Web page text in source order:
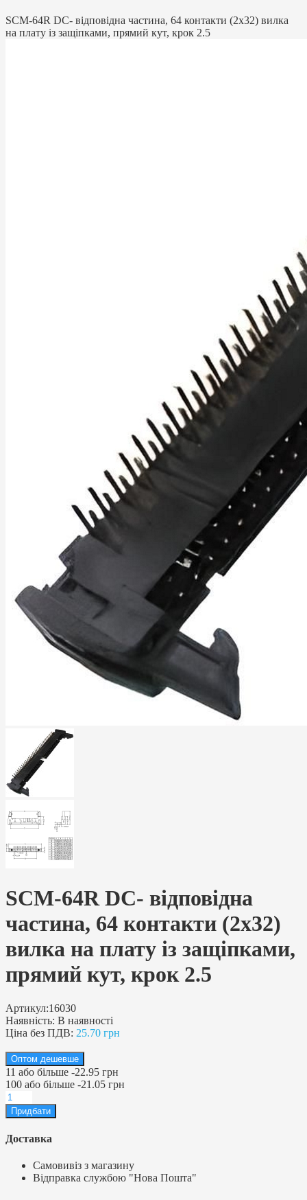
SCM-64R DC- відповідна частина, 64 контакти (2х32) вилка
на плату із защіпками, прямий кут, крок 2.5
SCM-64R DC- відповідна
частина, 64 контакти (2х32)
вилка на плату із защіпками,
прямий кут, крок 2.5
Артикул:16030
Наявність: В наявності
Ціна без ПДВ: 25.70 грн
Оптом дешевше
11 або більше -22.95 грн
100 або більше -21.05 грн
Доставка
Самовивіз з магазину
Відправка службою "Нова Пошта"